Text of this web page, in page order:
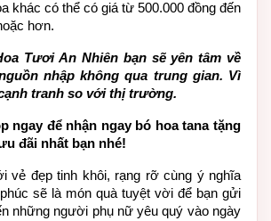
khác có thể có giá từ 500.000 đồng đến
hơn.
Tươi An Nhiên bạn sẽ yên tâm về
nhập không qua trung gian. Vì
tranh so với thị trường.
ngay để nhận ngay bó hoa tana tặng
đãi nhất bạn nhé!
vẻ đẹp tinh khôi, rạng rỡ cùng ý nghĩa
sẽ là món quà tuyệt vời để bạn gửi
những người phụ nữ yêu quý vào ngày